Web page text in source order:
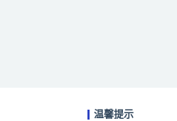
温馨提示